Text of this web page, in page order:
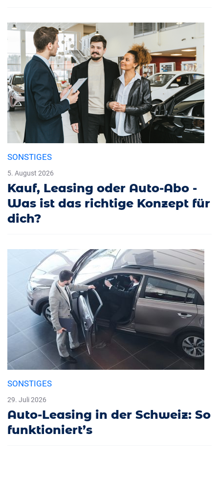
SONSTIGES
5. August 2026
Kauf, Leasing oder Auto-Abo -
Was ist das richtige Konzept für
dich?
SONSTIGES
29. Juli 2026
Auto-Leasing in der Schweiz: So
funktioniert’s